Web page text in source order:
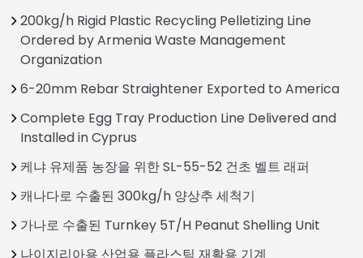
200kg/h Rigid Plastic Recycling Pelletizing Line
Ordered by Armenia Waste Management
Organization
6-20mm Rebar Straightener Exported to America
Complete Egg Tray Production Line Delivered and
Installed in Cyprus
케냐 유제품 농장을 위한 SL-55-52 건초 벨트 래퍼
캐나다로 수출된 300kg/h 양상추 세척기
가나로 수출된 Turnkey 5T/H Peanut Shelling Unit
나이지리아용 산업용 플라스틱 재활용 기계